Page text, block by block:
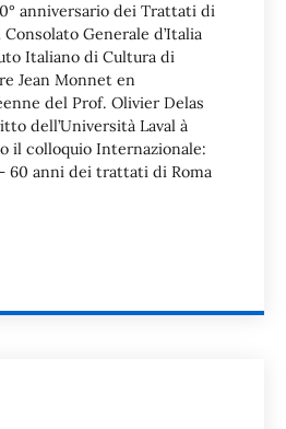
anniversario dei Trattati di
Consolato Generale d’Italia
Italiano di Cultura di
Jean Monnet en
del Prof. Olivier Delas
dell’Università Laval à
il colloquio Internazionale:
60 anni dei trattati di Roma